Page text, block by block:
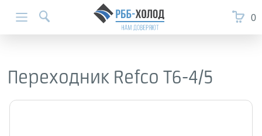
0
Переходник Refco T6-4/5